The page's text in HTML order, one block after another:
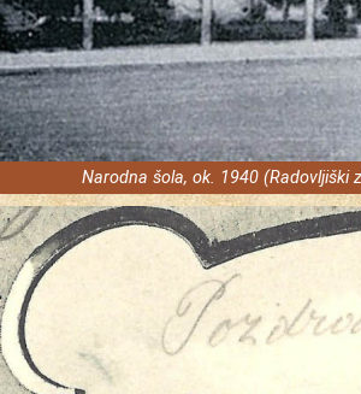
Narodna šola, ok. 1940 (Radovljiški